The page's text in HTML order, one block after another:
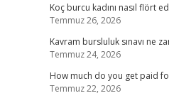
Koç burcu kadını nasıl flört
Temmuz 26, 2026
Kavram bursluluk sınavı ne
Temmuz 24, 2026
How much do you get paid
Temmuz 22, 2026